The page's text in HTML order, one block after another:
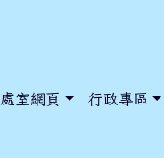
處室網頁 行政專區